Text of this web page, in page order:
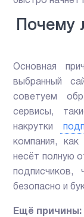
Почему
Основная
выбранный
советуем
сервисы,
накрутки
компания,
несёт полную
безопасно и
Ещё причины: